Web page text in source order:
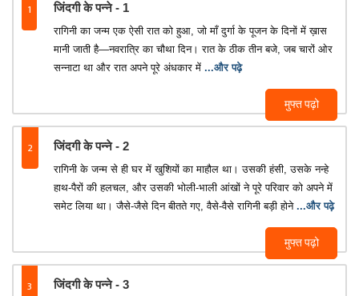
1 जिंदगी के पन्ने - 1
मुफ्त पढ़ो
रागिनी का जन्म एक ऐसी रात को हुआ, जो माँ दुर्गा के पूजन के दिनों में ख़ास
मानी जाती है—नवरात्रि का चौथा दिन। रात के ठीक तीन बजे, जब चारों ओर
सन्नाटा था और रात अपने पूरे अंधकार में ...और पढ़े
2 जिंदगी के पन्ने - 2
मुफ्त पढ़ो
रागिनी के जन्म से ही घर में खुशियों का माहौल था। उसकी हंसी, उसके नन्हे
हाथ-पैरों की हलचल, और उसकी भोली-भाली आंखों ने पूरे परिवार को अपने में
समेट लिया था। जैसे-जैसे दिन बीतते गए, वैसे-वैसे रागिनी बड़ी होने ...और पढ़े
3 जिंदगी के पन्ने - 3